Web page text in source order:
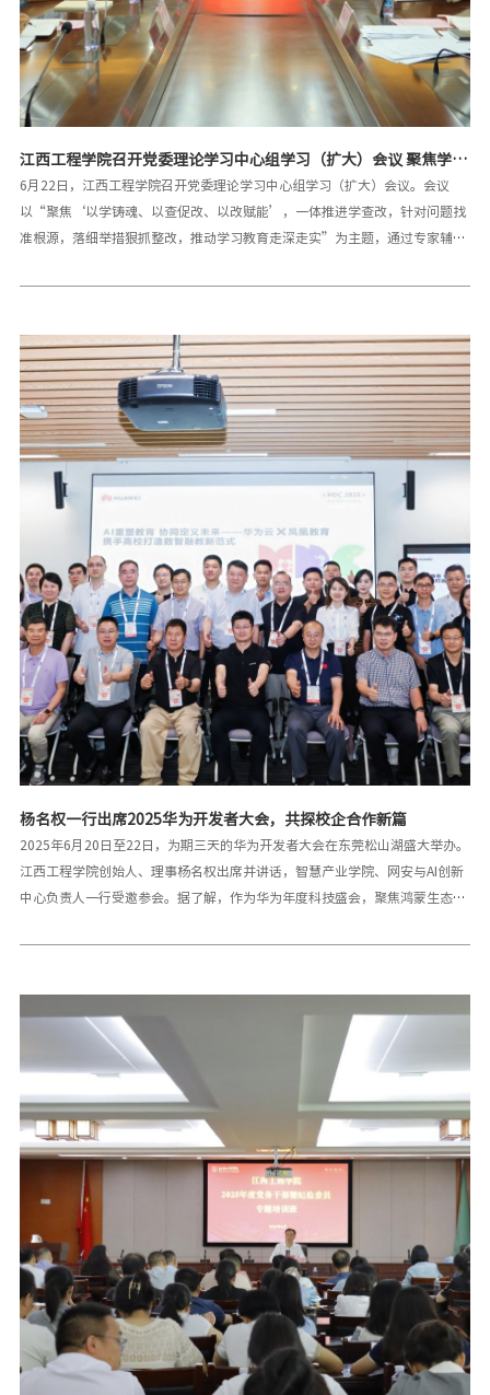
江西工程学院召开党委理论学习中心组学习（扩大）会议 聚焦学查
改一体推进作风建设走深走实
6月22日，江西工程学院召开党委理论学习中心组学习（扩大）会议。会议
以“聚焦‘以学铸魂、以查促改、以改赋能’，一体推进学查改，针对问题找
准根源，落细举措狠抓整改，推动学习教育走深走实”为主题，通过专家辅
风建设的重要论述，锲而不舍落实中央八项规定精神。校党委书记、督导专员
各党支部书记、支部委员、马克思主义学院教师代表、全体辅导员及师生党员
代表共计200余人参加会议。魏建克在讲话中强调四点要求：一是提高政治站
位。以党建工作提质增效、集中整治建章立制、服务师生主动性增强为抓手，
推动学习教育入脑入心。二是强化斗争意识。对排查出的师德师风、违规吃喝
等问题，对照整改措施靶向施策，严格执行师德考核机制，推进节约型学校建
设。三是聚焦党建引领。将“北斗星”党建品牌引领力融入教育教学、科研创
新等中心工作，重点解决毕业生就业、宿舍改造等师生关切问题。四是营造团
结奋进的氛围。在人才培养中,大家要肩负时代使命，凝心聚力,为学校本科教
学工作合格评估贡献更多的力量，同时建立健全人才
杨名权一行出席2025华为开发者大会，共探校企合作新篇
2025年6月20日至22日，为期三天的华为开发者大会在东莞松山湖盛大举办。
江西工程学院创始人、理事杨名权出席并讲话，智慧产业学院、网安与AI创新
中心负责人一行受邀参会。据了解，作为华为年度科技盛会，聚焦鸿蒙生态、
聚了世界各地的科技精英与行业翘楚，在技术创新、生态构建、开发者激励政
讲、高端峰会、专业专题论坛以及互动体验环节，面向开发者开展了数百场特
色活动，为行业交流与创新合作搭建了广阔平台。会议期间，杨名权发表了
《人工智能时代高校产教融合实践经验》的主题演讲。他详细阐述了学校在校
企合作方面的积极探索与丰硕成果，着重介绍了学校在鸿蒙应用领域的推进情
况。杨名权强调，学校的学科布局与华为的业务范畴及产业布局高度契合。近
年来，双方已在科研攻关、平台共建、人才培养等多个领域开展了深入合作，
树立了校企合作的典范。他期望双方能进一步优化合作机制，在攻克关键技术
难题、探索新工科建设路径、打造智慧校